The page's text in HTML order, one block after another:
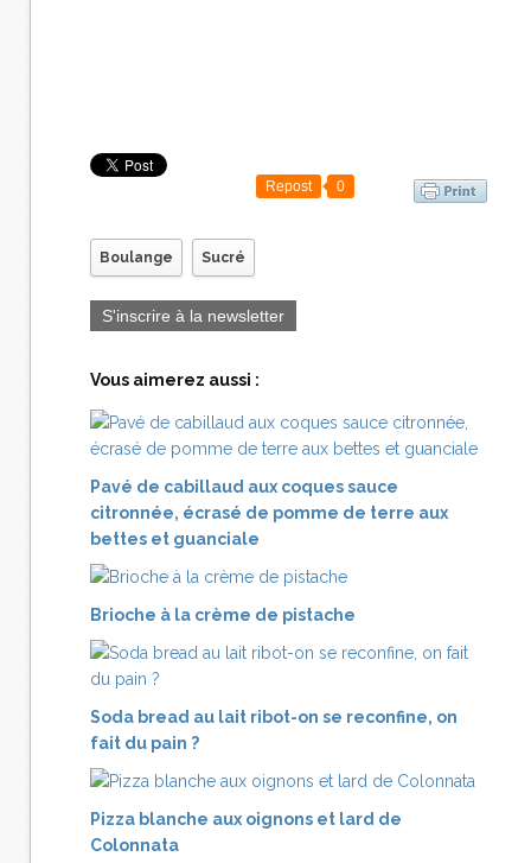
Repost 0
Boulange Sucré
S'inscrire à la newsletter
Vous aimerez aussi :
Pavé de cabillaud aux coques sauce
citronnée, écrasé de pomme de terre aux
bettes et guanciale
Brioche à la crème de pistache
Soda bread au lait ribot-on se reconfine, on
fait du pain ?
Pizza blanche aux oignons et lard de
Colonnata